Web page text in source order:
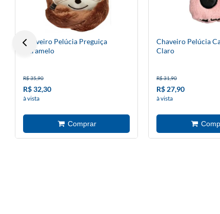
Chaveiro Pelúcia Preguiça
Caramelo
R$ 35,90
R$ 32,30
à vista
Chaveiro Pelúcia
Claro
R$ 31,90
R$ 27,90
à vista